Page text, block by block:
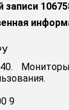
записи
9